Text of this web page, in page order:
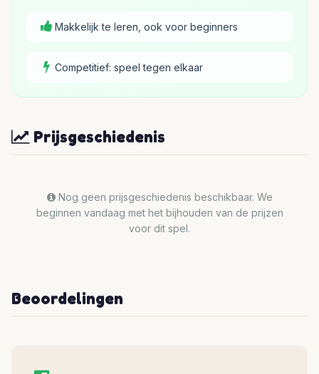
Makkelijk te leren, ook voor beginners
Competitief: speel tegen elkaar
Prijsgeschiedenis
Nog geen prijsgeschiedenis beschikbaar. We
beginnen vandaag met het bijhouden van de prijzen
voor dit spel.
Beoordelingen